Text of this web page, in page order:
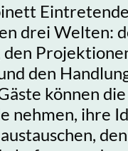
drei Welten:
den
den
können
nehmen, ihre
den